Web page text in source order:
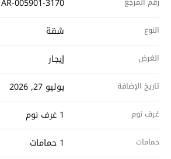
AR-005901-3170
النوع شقة
الغرض إيجار
تاريخ الإضافة يوليو 27, 2026
غرف نوم 1 غرف نوم
حمامات 1 حمامات